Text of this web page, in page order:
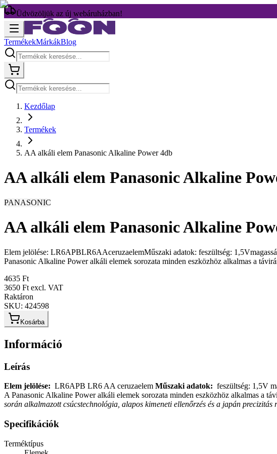
Üdvözöljük az új webáruházban!
TermékekMárkákBlog
Kezdőlap
Termékek
AA alkáli elem Panasonic Alkaline Power 4db
AA alkáli elem Panasonic Alkaline
PANASONIC
AA alkáli elem Panasonic Alkaline
Elem jelölése: LR6APBLR6AAceruzaelemMűszaki adatok: feszültség:
Panasonic Alkaline Power alkáli elemek sorozata minden eszközhöz alkalmas a
4635 Ft
3650 Ft excl. VAT
Raktáron
SKU: 424598
Kosárba
Információ
Leírás
Elem jelölése: LR6APB LR6 AA ceruzaelem Műszaki adatok: feszültség: 1,5V
A Panasonic Alkaline Power alkáli elemek sorozata minden eszközhöz alkalmas a
során alkalmazott csúcstechnológia, alapos kimeneti ellenőrzés és a japán
Specifikációk
Terméktípus